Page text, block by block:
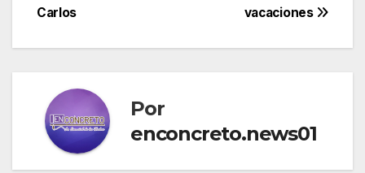
vacaciones
Carlos
Por
enconcreto.news01